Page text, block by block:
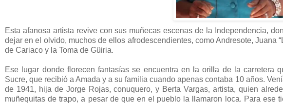
Esta afanosa artista revive con sus muñecas escenas de la Independencia,
dejar en el olvido, muchos de ellos afrodescendientes, como Andresote, Juana
de Cariaco y la Toma de Güiria.
Ese lugar donde florecen fantasías se encuentra en la orilla de la carretera
Sucre, que recibió a Amada y a su familia cuando apenas contaba 10 años.
de 1941, hija de Jorge Rojas, conuquero, y Berta Vargas, artista, quien
muñequitas de trapo, a pesar de que en el pueblo la llamaron loca. Para ese